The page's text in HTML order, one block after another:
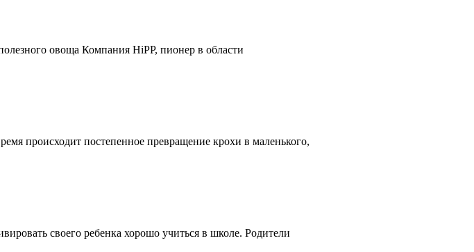
овоща Компания HiPP, пионер в области
происходит постепенное превращение крохи в маленького,
своего ребенка хорошо учиться в школе. Родители